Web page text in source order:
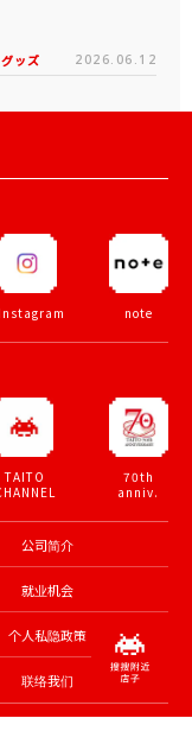
ッズ 2026.06.12
Instagram note
TAITO
70th
anniv.
公司简介
就业机会
个人私隐政策
联络我们